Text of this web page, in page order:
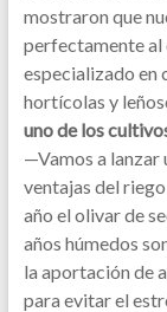
mostraron que
perfectamente al
especializado en
hortícolas y
uno de los
—Vamos a lanzar
ventajas del
año el olivar de
años húmedos
la aportación de
para evitar el